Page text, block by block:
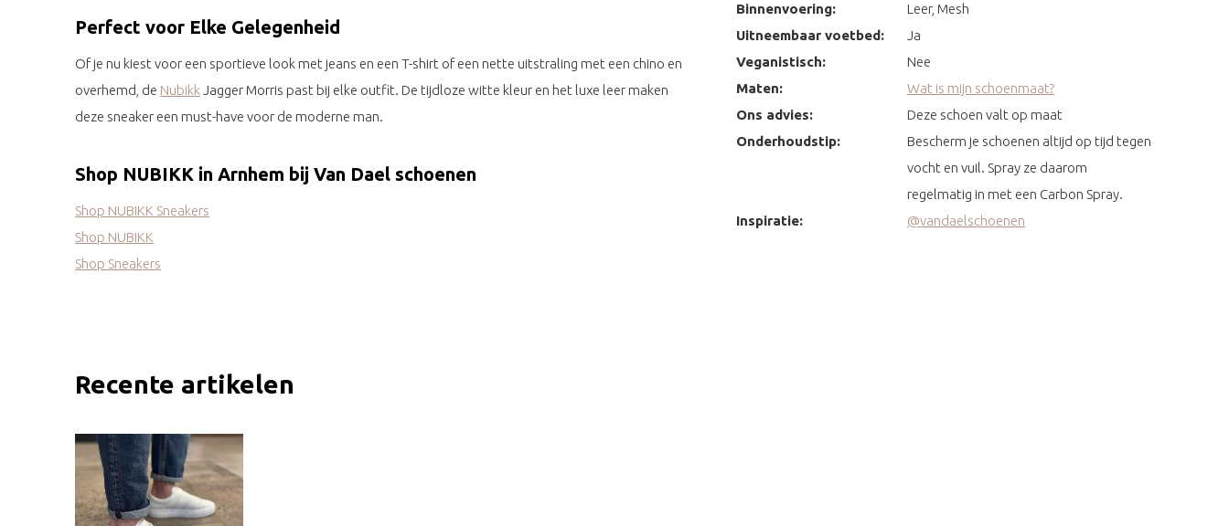
Perfect voor Elke Gelegenheid
Of je nu kiest voor een sportieve look met jeans en een T-shirt of een nette uitstraling met een chino en
overhemd, de Nubikk Jagger Morris past bij elke outfit. De tijdloze witte kleur en het luxe leer maken
deze sneaker een must-have voor de moderne man.
Shop NUBIKK in Arnhem bij Van Dael schoenen
Shop NUBIKK Sneakers
Shop NUBIKK
Shop Sneakers
Binnenvoering:
Leer, Mesh
Uitneembaar voetbed:
Ja
Veganistisch:
Nee
Maten:
Wat is mijn schoenmaat?
Ons advies:
Deze schoen valt op maat
Onderhoudstip:
Bescherm je schoenen altijd op tijd tegen
vocht en vuil. Spray ze daarom
regelmatig in met een Carbon Spray.
Inspiratie:
@vandaelschoenen
Recente artikelen